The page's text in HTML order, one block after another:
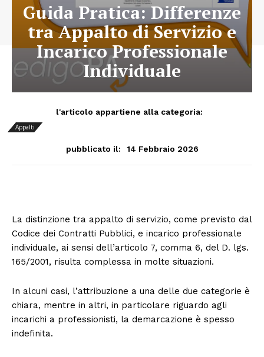
Guida Pratica: Differenze
tra Appalto di Servizio e
Incarico Professionale
Individuale
l'articolo appartiene alla categoria:
Appalti
pubblicato il: 14 Febbraio 2026
La distinzione tra appalto di servizio, come previsto dal
Codice dei Contratti Pubblici, e incarico professionale
individuale, ai sensi dell’articolo 7, comma 6, del D. lgs.
165/2001, risulta complessa in molte situazioni.
In alcuni casi, l’attribuzione a una delle due categorie è
chiara, mentre in altri, in particolare riguardo agli
incarichi a professionisti, la demarcazione è spesso
indefinita.